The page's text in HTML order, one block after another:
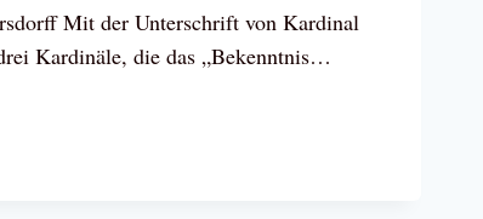
Mit der Unterschrift von Kardinal
Kardinäle, die das „Bekenntnis…